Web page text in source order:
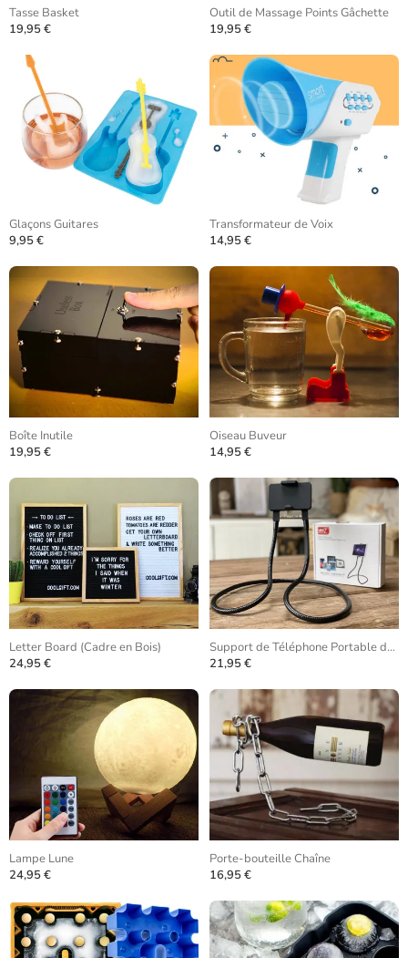
Tasse Basket
19,95 €
Outil de Massage Points Gâchette
19,95 €
Glaçons Guitares
9,95 €
Transformateur de Voix
14,95 €
Boîte Inutile
19,95 €
Oiseau Buveur
14,95 €
Letter Board (Cadre en Bois)
24,95 €
Support de Téléphone Portable de Cou
21,95 €
Lampe Lune
24,95 €
Porte-bouteille Chaîne
16,95 €